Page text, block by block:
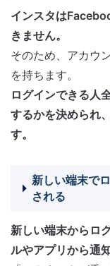
インスタは
きません。
そのため、アカウ
を持ちます。
ログインできる人
するかを決められ
す。
新しい端末で
される
新しい端末からロ
ルやアプリから通